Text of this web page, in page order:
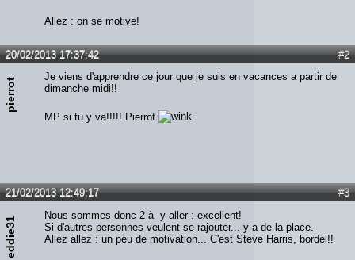
Allez : on se motive!
#2
20/02/2013 17:37:42
pierrot
Je viens d'apprendre ce jour que je suis en vacances a partir de
dimanche midi!!
MP si tu y va!!!!! Pierrot
#3
21/02/2013 12:49:17
eddie31
Nous sommes donc 2 à y aller : excellent!
Si d'autres personnes veulent se rajouter... y a de la place.
Allez allez : un peu de motivation... C'est Steve Harris, bordel!!